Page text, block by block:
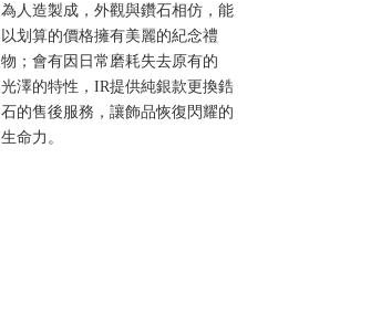
為人造製成，外觀與鑽石相仿，能
以划算的價格擁有美麗的紀念禮
物；會有因日常磨耗失去原有的
光澤的特性，IR提供純銀款更換鋯
石的售後服務，讓飾品恢復閃耀的
生命力。